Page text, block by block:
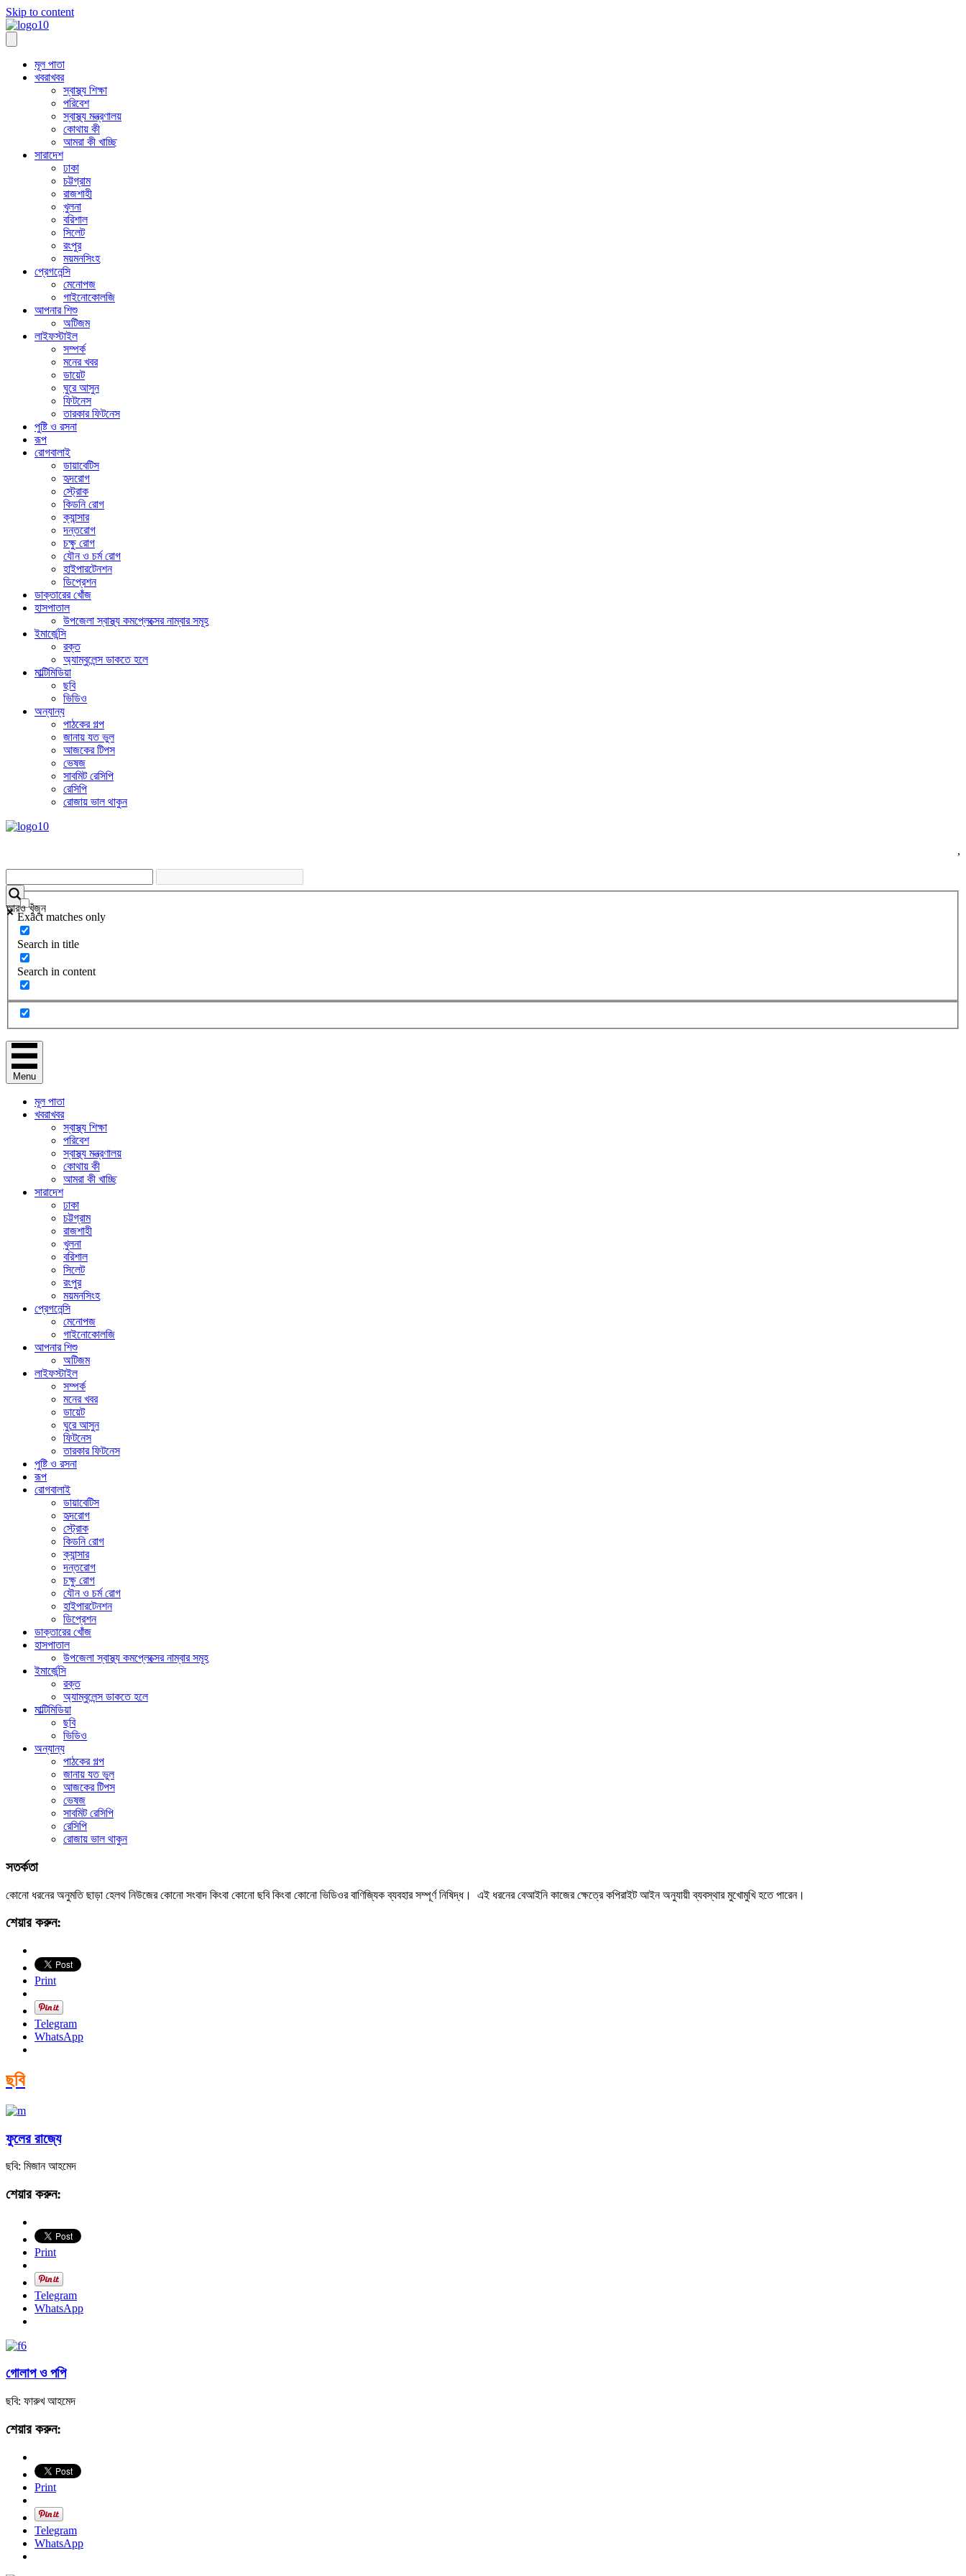
Skip to content
মূল পাতা
খবরাখবর
স্বাস্থ্য শিক্ষা
পরিবেশ
স্বাস্থ্য মন্ত্রণালয়
কোথায় কী
আমরা কী খাচ্ছি
সারাদেশ
ঢাকা
চট্টগ্রাম
রাজশাহী
খুলনা
বরিশাল
সিলেট
রংপুর
ময়মনসিংহ
প্রেগনেন্সি
মেনোপজ
গাইনোকোলজি
আপনার শিশু
অটিজম
লাইফস্টাইল
সম্পর্ক
মনের খবর
ডায়েট
ঘুরে আসুন
ফিটনেস
তারকার ফিটনেস
পুষ্টি ও রসনা
রূপ
রোগবালাই
ডায়াবেটিস
হৃদরোগ
স্ট্রোক
কিডনি রোগ
ক্যান্সার
দন্তরোগ
চক্ষু রোগ
যৌন ও চর্ম রোগ
হাইপারটেনশন
ডিপ্রেশন
ডাক্তারের খোঁজ
হাসপাতাল
উপজেলা স্বাস্থ্য কমপ্লেক্সের নাম্বার সমূহ
ইমার্জেন্সি
রক্ত
অ্যাম্বুলেন্স ডাকতে হলে
মাল্টিমিডিয়া
ছবি
ভিডিও
অন্যান্য
পাঠকের গল্প
জানায় যত ভুল
আজকের টিপস
ভেষজ
সাবমিট রেসিপি
রেসিপি
রোজায় ভাল থাকুন
,
আরও খুঁজুন
Exact matches only
Search in title
Search in content
Menu
মূল পাতা
খবরাখবর
স্বাস্থ্য শিক্ষা
পরিবেশ
স্বাস্থ্য মন্ত্রণালয়
কোথায় কী
আমরা কী খাচ্ছি
সারাদেশ
ঢাকা
চট্টগ্রাম
রাজশাহী
খুলনা
বরিশাল
সিলেট
রংপুর
ময়মনসিংহ
প্রেগনেন্সি
মেনোপজ
গাইনোকোলজি
আপনার শিশু
অটিজম
লাইফস্টাইল
সম্পর্ক
মনের খবর
ডায়েট
ঘুরে আসুন
ফিটনেস
তারকার ফিটনেস
পুষ্টি ও রসনা
রূপ
রোগবালাই
ডায়াবেটিস
হৃদরোগ
স্ট্রোক
কিডনি রোগ
ক্যান্সার
দন্তরোগ
চক্ষু রোগ
যৌন ও চর্ম রোগ
হাইপারটেনশন
ডিপ্রেশন
ডাক্তারের খোঁজ
হাসপাতাল
উপজেলা স্বাস্থ্য কমপ্লেক্সের নাম্বার সমূহ
ইমার্জেন্সি
রক্ত
অ্যাম্বুলেন্স ডাকতে হলে
মাল্টিমিডিয়া
ছবি
ভিডিও
অন্যান্য
পাঠকের গল্প
জানায় যত ভুল
আজকের টিপস
ভেষজ
সাবমিট রেসিপি
রেসিপি
রোজায় ভাল থাকুন
সতর্কতা
কোনো ধরনের অনুমতি ছাড়া হেলথ নিউজের কোনো সংবাদ কিংবা কোনো ছবি কিংবা কোনো ভিডিওর বাণিজ্যিক ব্যবহার সম্পূর্ণ নিষিদ্ধ। এই ধরনের বেআইনি কাজের ক্ষেত্রে কপিরাইট আইন অনুযায়ী ব্যবস্থার মুখোমুখি হতে পারেন।
শেয়ার করুন:
Print
Telegram
WhatsApp
ছবি
ফুলের রাজ্যে
ছবি: মিজান আহমেদ
শেয়ার করুন:
Print
Telegram
WhatsApp
গোলাপ ও পপি
ছবি: ফারুখ আহমেদ
শেয়ার করুন:
Print
Telegram
WhatsApp